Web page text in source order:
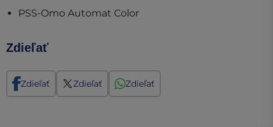
PSS-Omo Automat Color(opens in a new tab)
Zdieľať
Zdieľať Zdieľať Zdieľať